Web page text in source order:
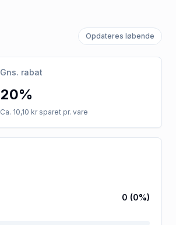
Opdateres løbende
Gns. rabat
20%
Ca. 10,10 kr sparet pr. vare
0 (0%)